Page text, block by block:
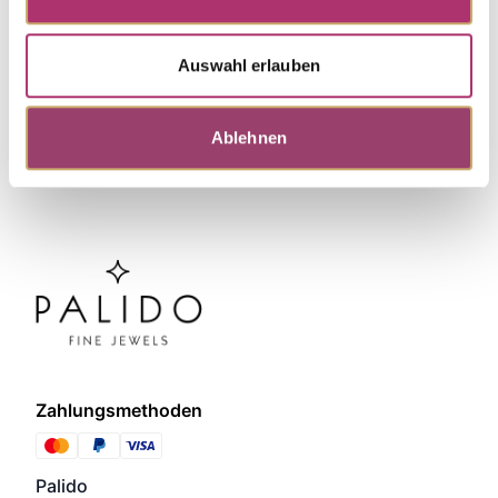
Auswahl erlauben
Ablehnen
Discover more pieces.
Zahlungsmethoden
Palido